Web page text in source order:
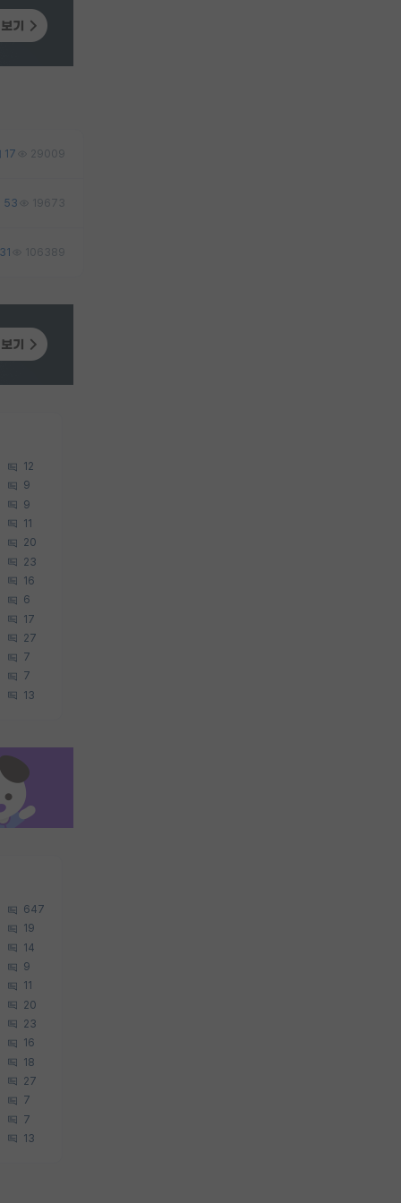
17 29009
53 19673
31 106389
12
9
9
11
20
23
16
6
17
27
7
7
13
647
19
14
9
11
20
23
16
18
27
7
7
13